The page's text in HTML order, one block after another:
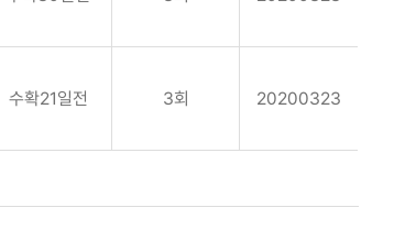
수확21일전 3회 20200323